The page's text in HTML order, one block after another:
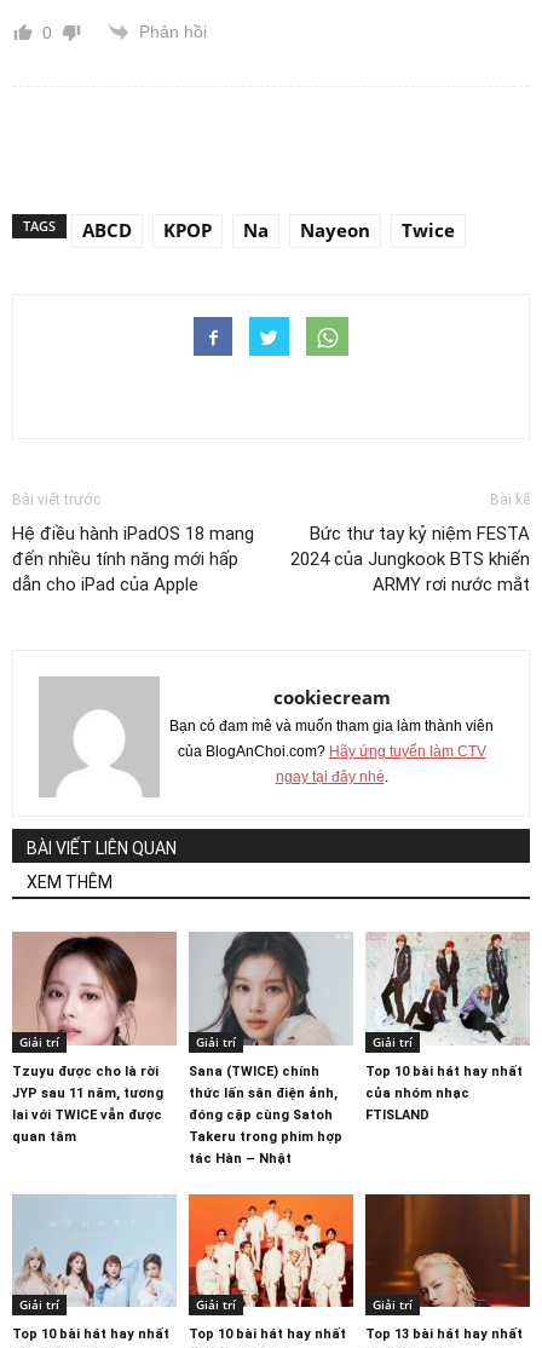
0 Phản hồi
TAGS ABCD KPOP Na Nayeon Twice
Bài viết trước
Hệ điều hành iPadOS 18 mang
đến nhiều tính năng mới hấp
dẫn cho iPad của Apple
Bài kế
Bức thư tay kỷ niệm FESTA
2024 của Jungkook BTS khiến
ARMY rơi nước mắt
cookiecream
Bạn có đam mê và muốn tham gia làm thành viên
của BlogAnChoi.com? Hãy ứng tuyển làm CTV
ngay tại đây nhé.
BÀI VIẾT LIÊN QUAN
XEM THÊM
Giải trí
Tzuyu được cho là rời
JYP sau 11 năm, tương
lai với TWICE vẫn được
quan tâm
Giải trí
Sana (TWICE) chính
thức lấn sân điện ảnh,
đóng cặp cùng Satoh
Takeru trong phim hợp
tác Hàn – Nhật
Giải trí
Top 10 bài hát hay nhất
của nhóm nhạc
FTISLAND
Giải trí
Top 10 bài hát hay nhất
Giải trí
Top 10 bài hát hay nhất
Giải trí
Top 13 bài hát hay nhất